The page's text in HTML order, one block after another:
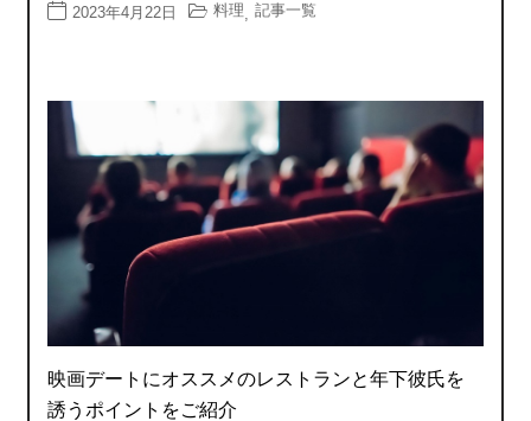
2023年4月22日 料理 記事一覧
映画デートにオススメのレストランと年下彼氏を
誘うポイントをご紹介